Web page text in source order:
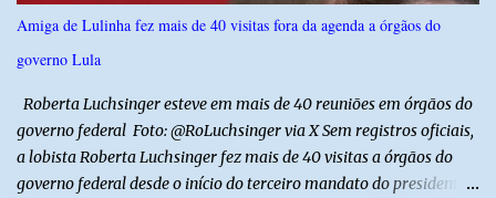
funcionários da Caern que seguiam para uma partida de futebol. O
motorista e uma mulher sofreram ferimentos leves. A criança, que
estava no carro com o grupo, ficou gravemente ferida, precisou ser
Amiga de Lulinha fez mais de 40 visitas fora da agenda a órgãos do
governo Lula
Roberta Luchsinger esteve em mais de 40 reuniões em órgãos do
governo federal Foto: @RoLuchsinger via X Sem registros oficiais,
a lobista Roberta Luchsinger fez mais de 40 visitas a órgãos do
governo federal desde o início do terceiro mandato do presidente